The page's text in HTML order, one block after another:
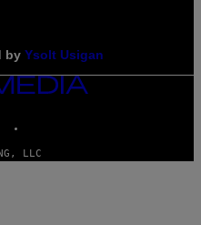
by Ysolt Usigan
LLC